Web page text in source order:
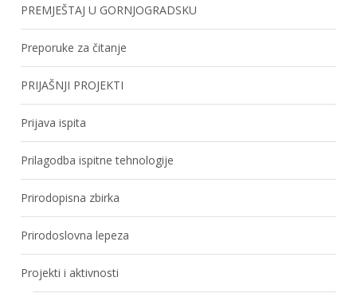
PREMJEŠTAJ U GORNJOGRADSKU
Preporuke za čitanje
PRIJAŠNJI PROJEKTI
Prijava ispita
Prilagodba ispitne tehnologije
Prirodopisna zbirka
Prirodoslovna lepeza
Projekti i aktivnosti